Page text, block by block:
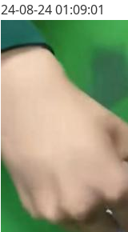
24-08-24 01:09:01